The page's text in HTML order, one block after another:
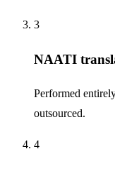
3
NAATI
Performed
outsourced.
4